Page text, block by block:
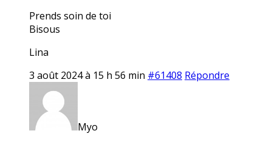
Prends soin de toi
Bisous
Lina
3 août 2024 à 15 h 56 min #61408 Répondre
Myo